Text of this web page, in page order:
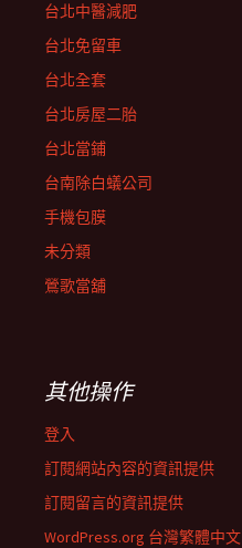
台北中醫減肥
台北免留車
台北全套
台北房屋二胎
台北當鋪
台南除白蟻公司
手機包膜
未分類
鶯歌當舖
其他操作
登入
訂閱網站內容的資訊提供
訂閱留言的資訊提供
WordPress.org 台灣繁體中文